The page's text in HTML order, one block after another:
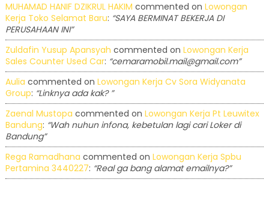
MUHAMAD HANIF DZIKRUL HAKIM commented on Lowongan
Kerja Toko Selamat Baru: “SAYA BERMINAT BEKERJA DI
PERUSAHAAN INI”
Zuldafin Yusup Apansyah commented on Lowongan Kerja
Sales Counter Used Car: “cemaramobil.mail@gmail.com”
Aulia commented on Lowongan Kerja Cv Sora Widyanata
Group: “Linknya ada kak? ”
Zaenal Mustopa commented on Lowongan Kerja Pt Leuwitex
Bandung: “Wah nuhun infona, kebetulan lagi cari Loker di
Bandung”
Rega Ramadhana commented on Lowongan Kerja Spbu
Pertamina 3440227: “Real ga bang alamat emailnya?”